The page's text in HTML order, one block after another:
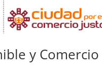
y Comercio